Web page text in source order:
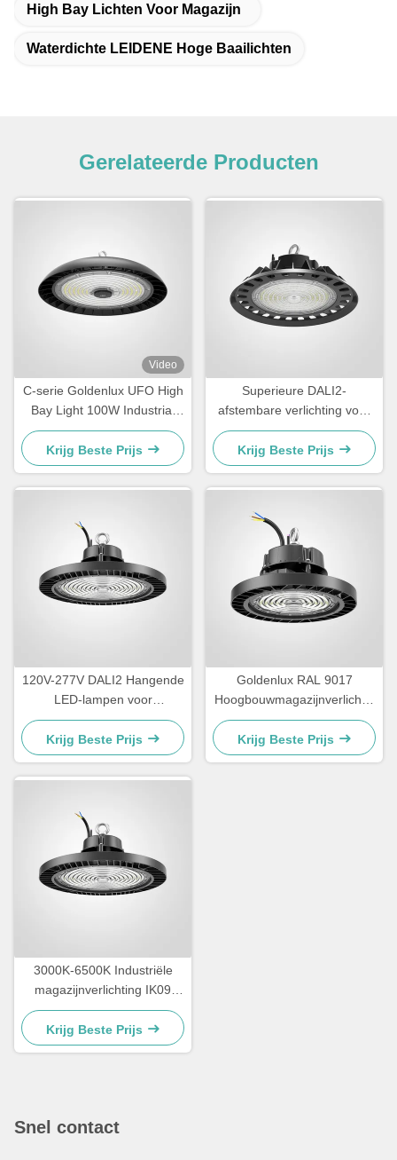
High Bay Lichten Voor Magazijn
Waterdichte LEIDENE Hoge Baailichten
Gerelateerde Producten
Video
C-serie Goldenlux UFO High
Bay Light 100W Industrial
High Bay Led Light Fixtures
Krijg Beste Prijs
Superieure DALI2-
afstembare verlichting voor
magazijnen
Krijg Beste Prijs
120V-277V DALI2 Hangende
LED-lampen voor
magazijnen IP65 waterdicht
Krijg Beste Prijs
Goldenlux RAL 9017
Hoogbouwmagazijnverlichtin
g SMD2835 Industriële
hoogbouwverlichting
Krijg Beste Prijs
3000K-6500K Industriële
magazijnverlichting IK09
LED-verlichting
Krijg Beste Prijs
Snel contact